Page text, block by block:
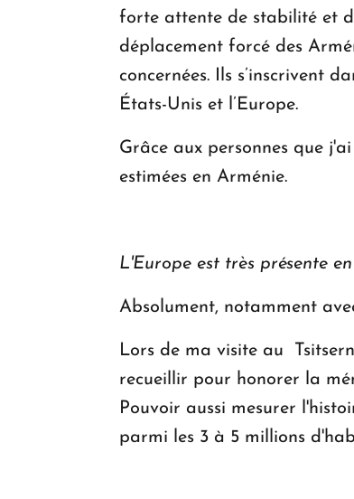
forte attente de stabilité et
déplacement forcé des
concernées. Ils s’inscrivent
États-Unis et l’Europe.
Grâce aux personnes que
estimées en Arménie.
L'Europe est très présente
Absolument, notamment
Lors de ma visite au
recueillir pour honorer la
Pouvoir aussi mesurer
parmi les 3 à 5 millions